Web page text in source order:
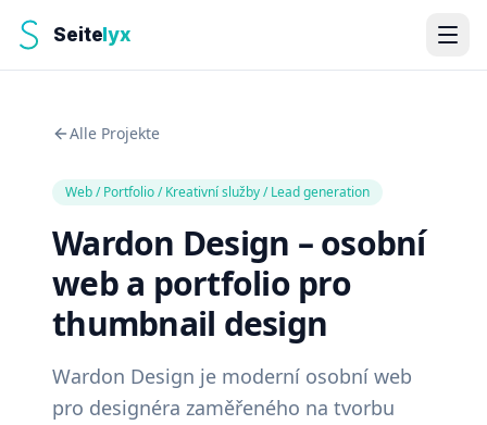
Seitelyx
Alle Projekte
Web / Portfolio / Kreativní služby / Lead generation
Wardon Design – osobní
web a portfolio pro
thumbnail design
Wardon Design je moderní osobní web
pro designéra zaměřeného na tvorbu